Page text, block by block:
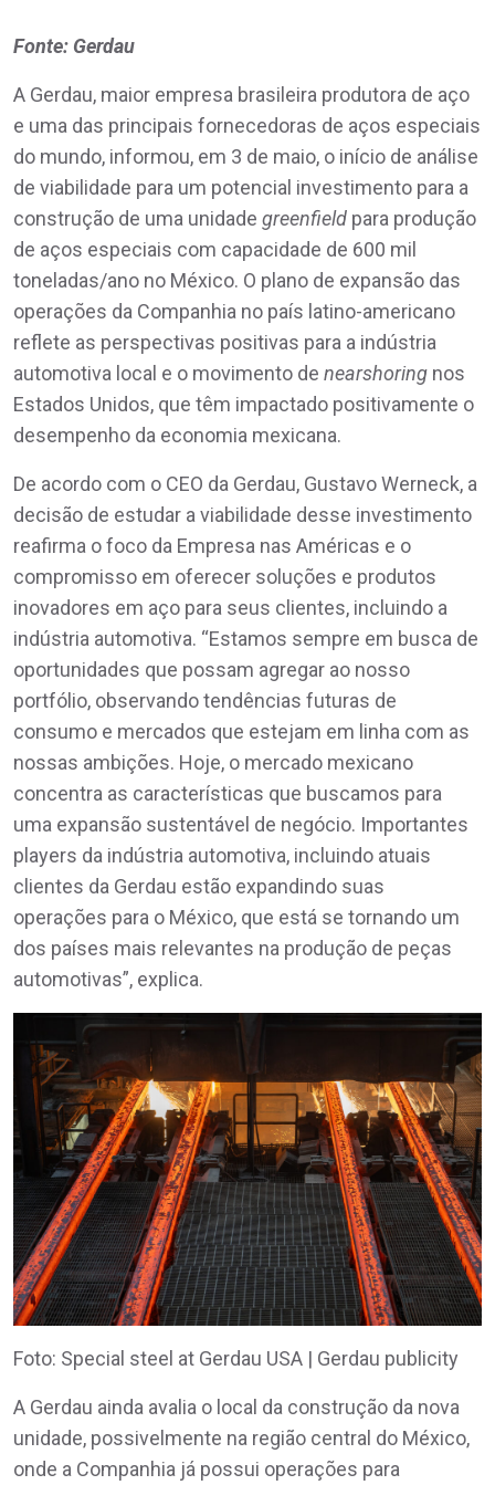
Fonte: Gerdau
A Gerdau, maior empresa brasileira produtora de aço
e uma das principais fornecedoras de aços especiais
do mundo, informou, em 3 de maio, o início de análise
de viabilidade para um potencial investimento para a
construção de uma unidade greenfield para produção
de aços especiais com capacidade de 600 mil
toneladas/ano no México. O plano de expansão das
operações da Companhia no país latino-americano
reflete as perspectivas positivas para a indústria
automotiva local e o movimento de nearshoring nos
Estados Unidos, que têm impactado positivamente o
desempenho da economia mexicana.
De acordo com o CEO da Gerdau, Gustavo Werneck, a
decisão de estudar a viabilidade desse investimento
reafirma o foco da Empresa nas Américas e o
compromisso em oferecer soluções e produtos
inovadores em aço para seus clientes, incluindo a
indústria automotiva. “Estamos sempre em busca de
oportunidades que possam agregar ao nosso
portfólio, observando tendências futuras de
consumo e mercados que estejam em linha com as
nossas ambições. Hoje, o mercado mexicano
concentra as características que buscamos para
uma expansão sustentável de negócio. Importantes
players da indústria automotiva, incluindo atuais
clientes da Gerdau estão expandindo suas
operações para o México, que está se tornando um
dos países mais relevantes na produção de peças
automotivas”, explica.
Foto: Special steel at Gerdau USA | Gerdau publicity
A Gerdau ainda avalia o local da construção da nova
unidade, possivelmente na região central do México,
onde a Companhia já possui operações para